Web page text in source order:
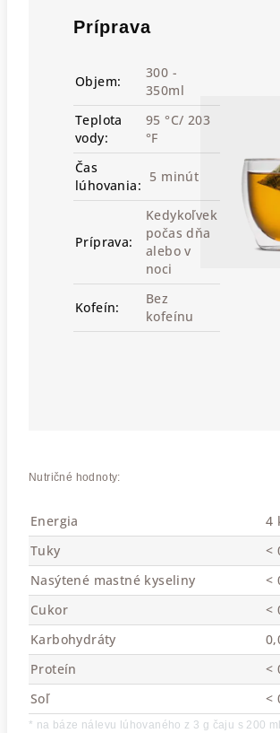
Príprava
Objem:
300 -
350ml
Teplota
vody:
95 °C/ 203
°F
Čas
lúhovania:
5 minút
Príprava:
Kedykoľvek
počas dňa
alebo v
noci
Kofeín:
Bez
kofeínu
Nutričné hodnoty:
Energia
4
Tuky
<
Nasýtené mastné kyseliny
<
Cukor
<
Karbohydráty
Proteín
<
Soľ
<
* na báze nálevu lúhovaného z 3 g čaju s 200